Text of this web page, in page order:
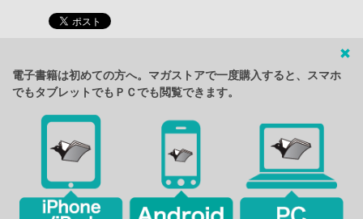
電子書籍は初めての方へ。マガストアで一度購入すると、スマホ
でもタブレットでもＰＣでも閲覧できます。